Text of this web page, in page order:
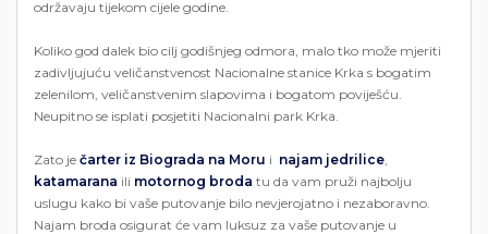
održavaju tijekom cijele godine.
Koliko god dalek bio cilj godišnjeg odmora, malo tko može mjeriti
zadivljujuću veličanstvenost Nacionalne stanice Krka s bogatim
zelenilom, veličanstvenim slapovima i bogatom poviješću.
Neupitno se isplati posjetiti Nacionalni park Krka.
Zato je čarter iz Biograda na Moru i najam jedrilice
katamarana ili motornog broda tu da vam pruži najbolju
uslugu kako bi vaše putovanje bilo nevjerojatno i nezaboravno.
Najam broda osigurat će vam luksuz za vaše putovanje u